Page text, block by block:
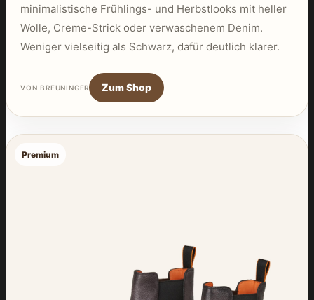
minimalistische Frühlings- und Herbstlooks mit heller
Wolle, Creme-Strick oder verwaschenem Denim.
Weniger vielseitig als Schwarz, dafür deutlich klarer.
VON BREUNINGER Zum Shop
Premium